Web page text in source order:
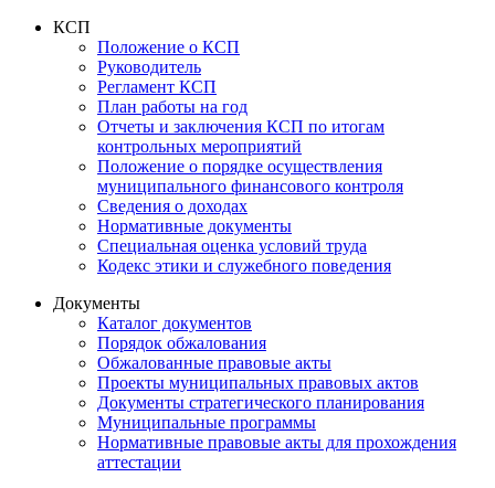
КСП
Положение о КСП
Руководитель
Регламент КСП
План работы на год
Отчеты и заключения КСП по итогам
контрольных мероприятий
Положение о порядке осуществления
муниципального финансового контроля
Сведения о доходах
Нормативные документы
Специальная оценка условий труда
Кодекс этики и служебного поведения
Документы
Каталог документов
Порядок обжалования
Обжалованные правовые акты
Проекты муниципальных правовых актов
Документы стратегического планирования
Муниципальные программы
Нормативные правовые акты для прохождения
аттестации